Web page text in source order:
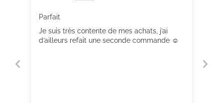
Parfait
Je suis très contente de mes achats, j’ai
d’ailleurs refait une seconde commande ☺️